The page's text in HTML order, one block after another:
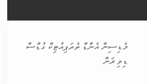
މެޑިސިން އެންޑް ތެރަޕިއުޓިކް ގުޑްސް
ޑިވިޜަން